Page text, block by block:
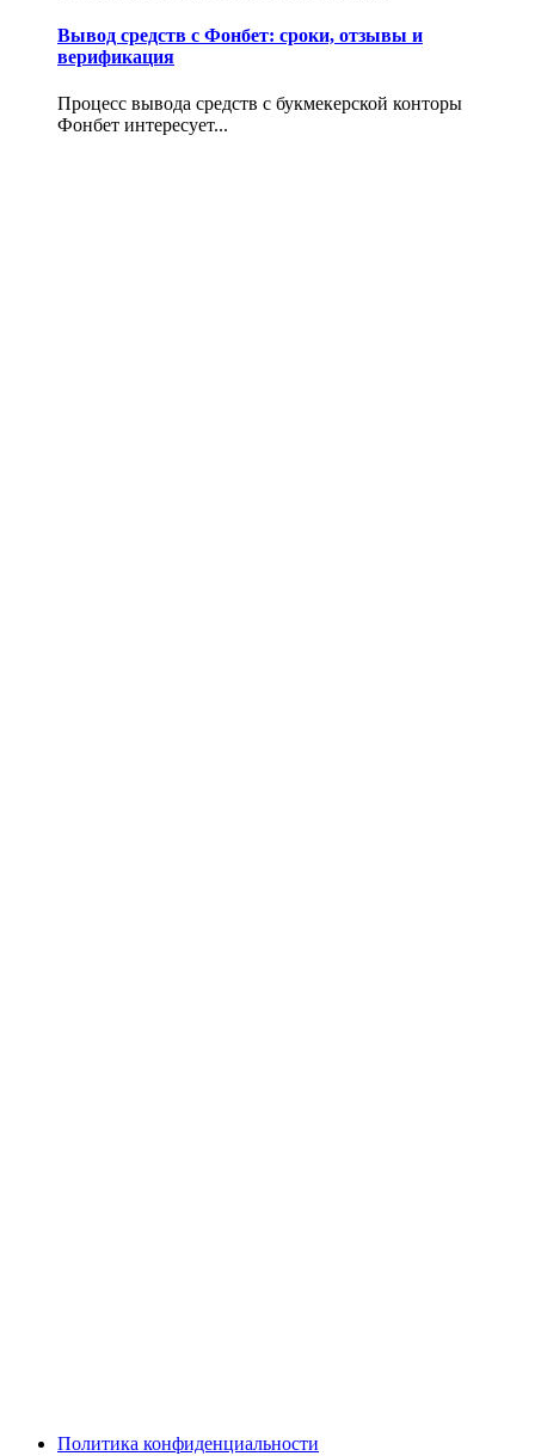
Вывод средств с Фонбет: сроки, отзывы и
верификация
Процесс вывода средств с букмекерской конторы
Фонбет интересует...
Политика конфиденциальности